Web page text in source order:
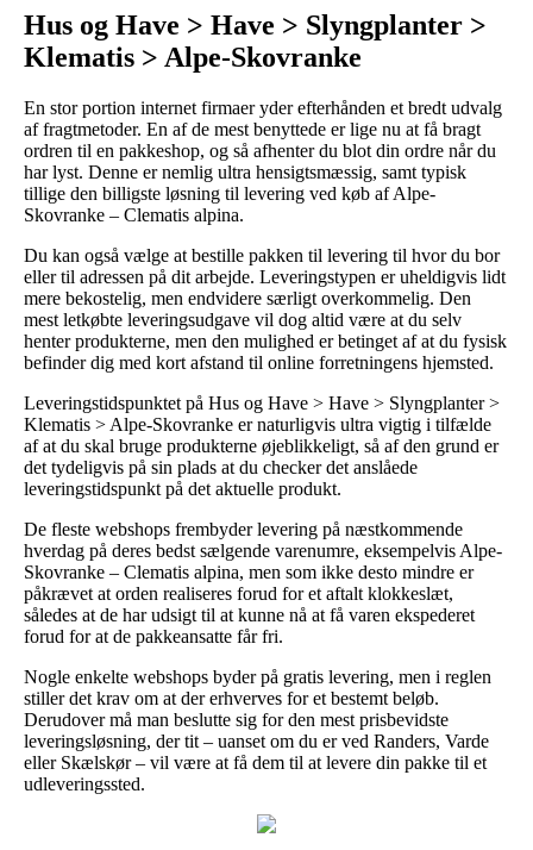
Hus og Have > Have > Slyngplanter >
Klematis > Alpe-Skovranke
En stor portion internet firmaer yder efterhånden et bredt udvalg
af fragtmetoder. En af de mest benyttede er lige nu at få bragt
ordren til en pakkeshop, og så afhenter du blot din ordre når du
har lyst. Denne er nemlig ultra hensigtsmæssig, samt typisk
tillige den billigste løsning til levering ved køb af Alpe-
Skovranke – Clematis alpina.
Du kan også vælge at bestille pakken til levering til hvor du bor
eller til adressen på dit arbejde. Leveringstypen er uheldigvis lidt
mere bekostelig, men endvidere særligt overkommelig. Den
mest letkøbte leveringsudgave vil dog altid være at du selv
henter produkterne, men den mulighed er betinget af at du fysisk
befinder dig med kort afstand til online forretningens hjemsted.
Leveringstidspunktet på Hus og Have > Have > Slyngplanter >
Klematis > Alpe-Skovranke er naturligvis ultra vigtig i tilfælde
af at du skal bruge produkterne øjeblikkeligt, så af den grund er
det tydeligvis på sin plads at du checker det anslåede
leveringstidspunkt på det aktuelle produkt.
De fleste webshops frembyder levering på næstkommende
hverdag på deres bedst sælgende varenumre, eksempelvis Alpe-
Skovranke – Clematis alpina, men som ikke desto mindre er
påkrævet at orden realiseres forud for et aftalt klokkeslæt,
således at de har udsigt til at kunne nå at få varen ekspederet
forud for at de pakkeansatte får fri.
Nogle enkelte webshops byder på gratis levering, men i reglen
stiller det krav om at der erhverves for et bestemt beløb.
Derudover må man beslutte sig for den mest prisbevidste
leveringsløsning, der tit – uanset om du er ved Randers, Varde
eller Skælskør – vil være at få dem til at levere din pakke til et
udleveringssted.